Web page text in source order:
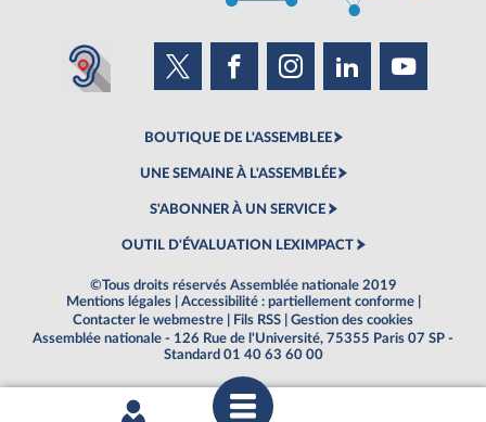
BOUTIQUE DE L'ASSEMBLEE
UNE SEMAINE À L'ASSEMBLÉE
S'ABONNER À UN SERVICE
OUTIL D'ÉVALUATION LEXIMPACT
©Tous droits réservés Assemblée nationale 2019
Mentions légales
Accessibilité : partiellement conforme
Contacter le webmestre
Fils RSS
Gestion des cookies
Assemblée nationale - 126 Rue de l'Université, 75355 Paris 07 SP -
Standard 01 40 63 60 00